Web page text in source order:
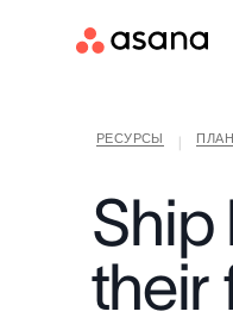
РЕСУРСЫ
Ship
their